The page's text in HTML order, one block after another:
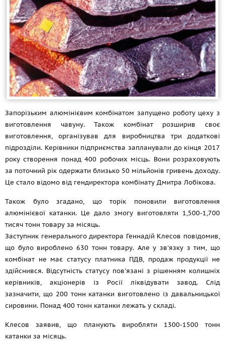
Запорізьким алюмінієвим комбінатом запущено роботу цеху з
виготовлення чавуну. Також комбінат розширив своє
виготовлення, організував для виробництва три додаткові
підрозділи. Керівники підприємства запланували до кінця 2017
року створення понад 400 робочих місць. Вони розраховують
за поточний рік одержати близько 50 мільйонів гривень доходу.
Це стало відомо від гендиректора комбінату Дмитра Лобікова.
Також було згадано, що торік поновили виготовлення
алюмінієвої катанки. Це дало змогу виготовляти 1,500-1,700
тисяч тонн товару за місяць.
Заступник генерального директора Геннадій Клесов повідомив,
що було вироблено 630 тонн товару. Але у зв'язку з тим, що
комбінат не має статусу платника ПДВ, продаж продукції не
здійснився. Відсутність статусу пов'язані з рішенням колишніх
керівників, акціонерів із Росії ліквідувати завод. Слід
зазначити, що 200 тонн катанки виготовлено із давальницької
сировини. Понад 400 тонн катанки лежать у складі.
Клесов заявив, що планують виробляти 1300-1500 тонн
катанки за місяць.